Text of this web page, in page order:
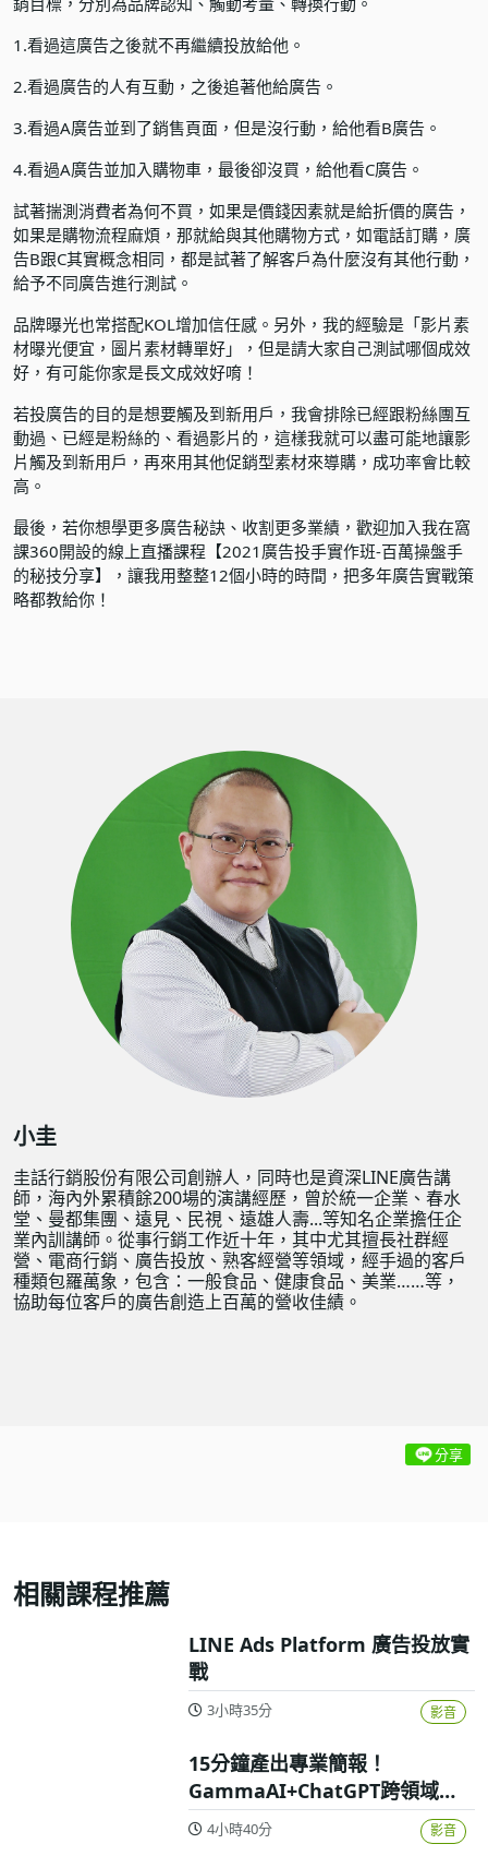
1.看過這廣告之後就不再繼續投放給他。
2.看過廣告的人有互動，之後追著他給廣告。
3.看過A廣告並到了銷售頁面，但是沒行動，給他看B廣告。
4.看過A廣告並加入購物車，最後卻沒買，給他看C廣告。
試著揣測消費者為何不買，如果是價錢因素就是給折價的廣告，
如果是購物流程麻煩，那就給與其他購物方式，如電話訂購，廣
告B跟C其實概念相同，都是試著了解客戶為什麼沒有其他行動，
給予不同廣告進行測試。
品牌曝光也常搭配KOL增加信任感。另外，我的經驗是「影片素
材曝光便宜，圖片素材轉單好」，但是請大家自己測試哪個成效
好，有可能你家是長文成效好唷！
若投廣告的目的是想要觸及到新用戶，我會排除已經跟粉絲團互
動過、已經是粉絲的、看過影片的，這樣我就可以盡可能地讓影
片觸及到新用戶，再來用其他促銷型素材來導購，成功率會比較
高。
最後，若你想學更多廣告秘訣、收割更多業績，歡迎加入我在窩
課360開設的線上直播課程 【2021廣告投手實作班-百萬操盤手
的秘技分享】
，讓我用整整12個小時的時間，把多年廣告實戰策
略都教給你！
小圭
圭話行銷股份有限公司創辦人，同時也是資深LINE廣告講
師，海內外累積餘200場的演講經歷，曾於統一企業、春水
堂、曼都集團、遠見、民視、遠雄人壽...等知名企業擔任企
業內訓講師。從事行銷工作近十年，其中尤其擅長社群經
營、電商行銷、廣告投放、熟客經營等領域，經手過的客戶
種類包羅萬象，包含：一般食品、健康食品、美業……等，
協助每位客戶的廣告創造上百萬的營收佳績。
分享
相關課程推薦
LINE Ads Platform 廣告投放實
戰
3小時35分 影音
15分鐘產出專業簡報！
GammaAI+ChatGPT跨領域高
效實戰攻略
4小時40分 影音